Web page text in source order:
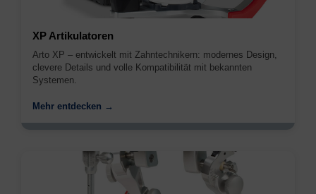
XP Artikulatoren
Arto XP – entwickelt mit Zahntechnikern: modernes Design,
clevere Details und volle Kompatibilität mit bekannten
Systemen.
Mehr entdecken →